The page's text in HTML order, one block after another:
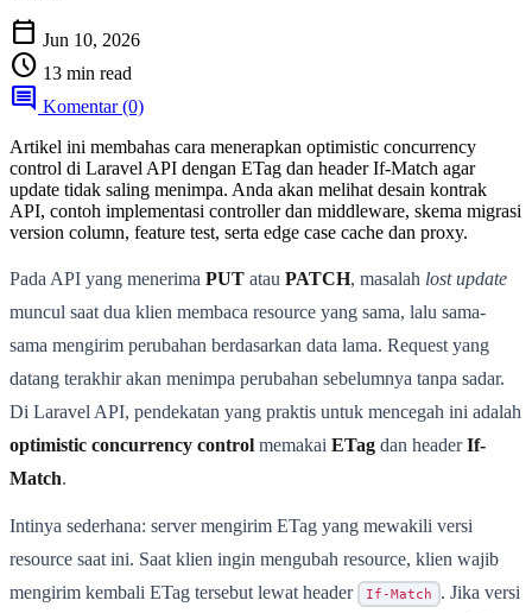
calendar_today Jun 10, 2026
schedule 13 min read
comment Komentar (0)
Artikel ini membahas cara menerapkan optimistic concurrency
control di Laravel API dengan ETag dan header If-Match agar
update tidak saling menimpa. Anda akan melihat desain kontrak
API, contoh implementasi controller dan middleware, skema migrasi
version column, feature test, serta edge case cache dan proxy.
Pada API yang menerima PUT atau PATCH, masalah lost update
muncul saat dua klien membaca resource yang sama, lalu sama-
sama mengirim perubahan berdasarkan data lama. Request yang
datang terakhir akan menimpa perubahan sebelumnya tanpa sadar.
Di Laravel API, pendekatan yang praktis untuk mencegah ini adalah
optimistic concurrency control memakai ETag dan headerIf-
Match.
Intinya sederhana: server mengirim ETag yang mewakili versi
resource saat ini. Saat klien ingin mengubah resource, klien wajib
mengirim kembali ETag tersebut lewat header
If-Match
. Jika versi